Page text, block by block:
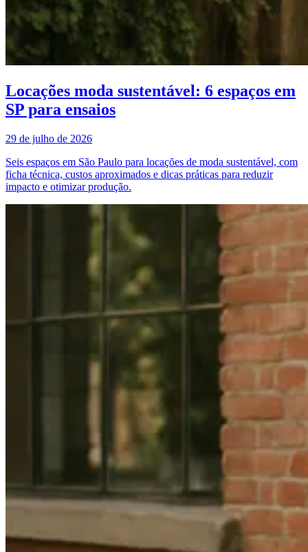
Locações moda sustentável: 6 espaços em
SP para ensaios
29 de julho de 2026
Seis espaços em São Paulo para locações de moda sustentável, com
ficha técnica, custos aproximados e dicas práticas para reduzir
impacto e otimizar produção.